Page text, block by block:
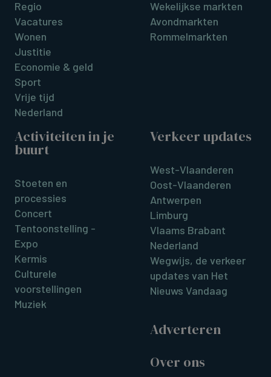
Regio
Vacatures
Wonen
Justitie
Economie & geld
Sport
Vrije tijd
Nederland
Wekelijkse markten
Avondmarkten
Rommelmarkten
Activiteiten in je
buurt
Stoeten en
processies
Concert
Tentoonstelling -
Expo
Kermis
Culturele
voorstellingen
Muziek
Verkeer updates
West-Vlaanderen
Oost-Vlaanderen
Antwerpen
Limburg
Vlaams Brabant
Nederland
Wegwijs, de verkeer
updates van Het
Nieuws Vandaag
Adverteren
Over ons